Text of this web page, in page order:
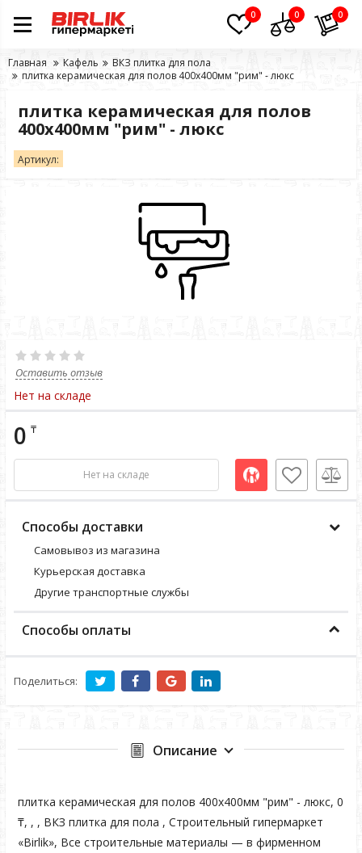
0 0 0
Главная Кафель
ВКЗ плитка для пола
плитка керамическая для полов 400х400мм "рим" - люкс
плитка керамическая для полов
400х400мм "рим" - люкс
Артикул:
Оставить отзыв
Нет на складе
0 ₸
Нет на складе
Способы доставки
Самовывоз из магазина
Курьерская доставка
Другие транспортные службы
Способы оплаты
Поделиться:
Описание
плитка керамическая для полов 400х400мм "рим" - люкс, 0
₸, , , ВКЗ плитка для пола , Строительный гипермаркет
«Birlik», Все строительные материалы — в фирменном